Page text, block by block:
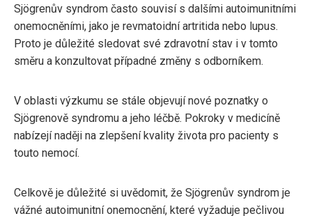
Sjögrenův syndrom často souvisí s dalšími autoimunitními
onemocněními, jako je revmatoidní artritida nebo lupus.
Proto je důležité sledovat své zdravotní stav i v tomto
směru a konzultovat případné změny s odborníkem.
V oblasti výzkumu se stále objevují nové poznatky o
Sjögrenově syndromu a jeho léčbě. Pokroky v medicíně
nabízejí naději na zlepšení kvality života pro pacienty s
touto nemocí.
Celkově je důležité si uvědomit, že Sjögrenův syndrom je
vážné autoimunitní onemocnění, které vyžaduje pečlivou